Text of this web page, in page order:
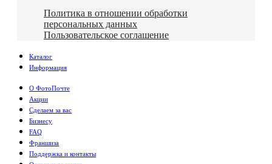
Политика в отношении обработки
персональных данных
Пользовательское соглашение
Каталог
Информация
О ФотоПочте
Акции
Сделаем за вас
Бизнесу
FAQ
Франшиза
Поддержка и контакты